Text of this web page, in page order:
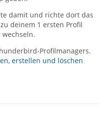
damit und richte dort das
deinem 1 ersten Profil
Profilmanagers.
erstellen und löschen